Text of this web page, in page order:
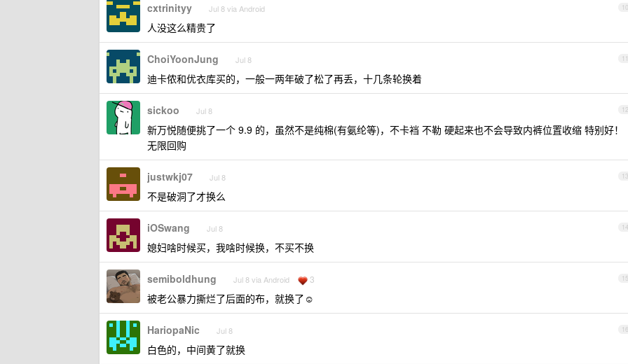
10
cxtrinityy Jul 8 via Android
人没这么精贵了
11
ChoiYoonJung Jul 8
迪卡侬和优衣库买的，一般一两年破了松了再丢，十几条轮换着
12
sickoo Jul 8
新万悦随便挑了一个 9.9 的，虽然不是纯棉(有氨纶等)，不卡裆 不勒 硬起来也不会导致内裤位置收缩 特别好！
无限回购
13
justwkj07 Jul 8
不是破洞了才换么
14
iOSwang Jul 8
媳妇啥时候买，我啥时候换，不买不换
15
semiboldhung Jul 8 via Android 3
被老公暴力撕烂了后面的布，就换了☺️
16
HariopaNic Jul 8
白色的，中间黄了就换